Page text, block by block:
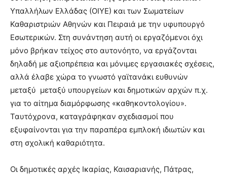
Υπαλλήλων Ελλάδας (ΟΙΥΕ) και των Σωματείων
Καθαριστριών Αθηνών και Πειραιά με την υφυπουργό
Εσωτερικών. Στη συνάντηση αυτή οι εργαζόμενοι όχι
μόνο βρήκαν τείχος στο αυτονόητο, να εργάζονται
δηλαδή με αξιοπρέπεια και μόνιμες εργασιακές σχέσεις,
αλλά έλαβε χώρα το γνωστό γαϊτανάκι ευθυνών
μεταξύ μεταξύ υπουργείων και δημοτικών αρχών π.χ.
για το αίτημα διαμόρφωσης «καθηκοντολογίου».
Ταυτόχρονα, καταγράφηκαν σχεδιασμοί που
εξυφαίνονται για την παραπέρα εμπλοκή ιδιωτών και
στη σχολική καθαριότητα.
Οι δημοτικές αρχές Ικαρίας, Καισαριανής, Πάτρας,